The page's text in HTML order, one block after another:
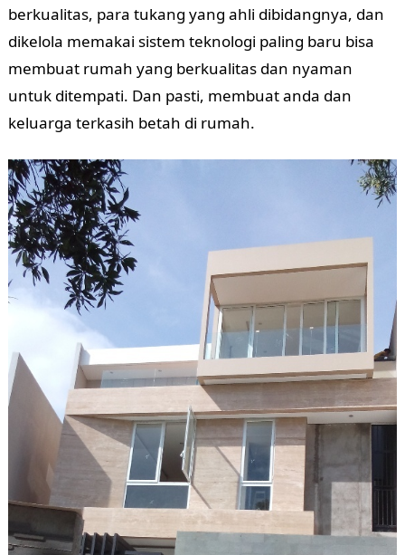
berkualitas, para tukang yang ahli dibidangnya, dan
dikelola memakai sistem teknologi paling baru bisa
membuat rumah yang berkualitas dan nyaman
untuk ditempati. Dan pasti, membuat anda dan
keluarga terkasih betah di rumah.